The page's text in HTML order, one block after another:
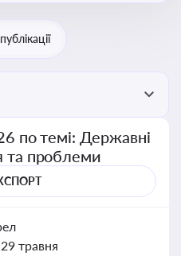
по темі: Державні
та проблеми
травня